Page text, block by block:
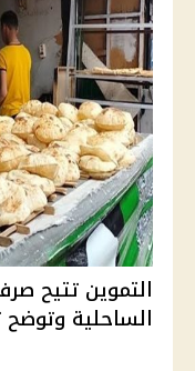
التموين تتيح
الساحلية وتوضح